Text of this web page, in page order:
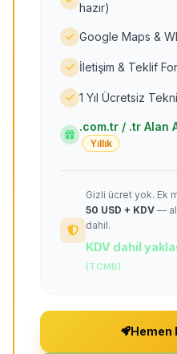
hazır)
Google Maps &
İletişim & Teklif
1 Yıl Ücretsiz
.com.tr / .tr Alan
Yıllık
Gizli ücret yok. Ek
50 USD + KDV —
dahil.
KDV dahil
(TCMB)
Hemen